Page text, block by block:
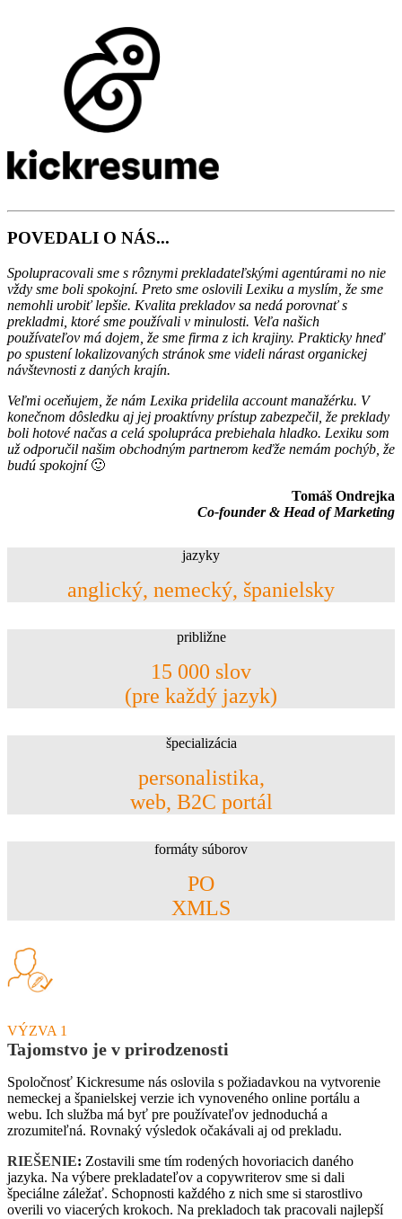
POVEDALI O NÁS...
Spolupracovali sme s rôznymi prekladateľskými agentúrami no nie
vždy sme boli spokojní. Preto sme oslovili Lexiku a myslím, že sme
nemohli urobiť lepšie. Kvalita prekladov sa nedá porovnať s
prekladmi, ktoré sme používali v minulosti. Veľa našich
používateľov má dojem, že sme firma z ich krajiny. Prakticky hneď
po spustení lokalizovaných stránok sme videli nárast organickej
návštevnosti z daných krajín.
Veľmi oceňujem, že nám Lexika pridelila account manažérku. V
konečnom dôsledku aj jej proaktívny prístup zabezpečil, že preklady
boli hotové načas a celá spolupráca prebiehala hladko. Lexiku som
už odporučil našim obchodným partnerom keďže nemám pochýb, že
budú spokojní🙂
Tomáš Ondrejka
Co-founder & Head of Marketing
jazyky
anglický, nemecký, španielsky
približne
15 000 slov
(pre každý jazyk)
špecializácia
personalistika,
web, B2C portál
formáty súborov
PO
XMLS
VÝZVA 1
Tajomstvo je v prirodzenosti
Spoločnosť Kickresume nás oslovila s požiadavkou na vytvorenie
nemeckej a španielskej verzie ich vynoveného online portálu a
webu. Ich služba má byť pre používateľov jednoduchá a
zrozumiteľná. Rovnaký výsledok očakávali aj od prekladu.
RIEŠENIE: Zostavili sme tím rodených hovoriacich daného
jazyka. Na výbere prekladateľov a copywriterov sme si dali
špeciálne záležať. Schopnosti každého z nich sme si starostlivo
overili vo viacerých krokoch. Na prekladoch tak pracovali najlepší